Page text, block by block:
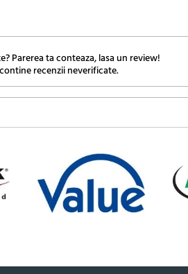
Parerea ta conteaza, lasa un review!
recenzii neverificate.